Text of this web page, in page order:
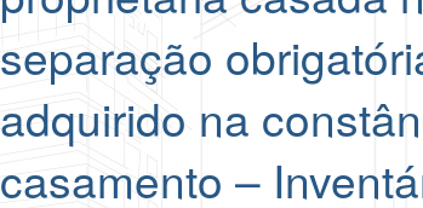
separação
adquirido na
casamento –